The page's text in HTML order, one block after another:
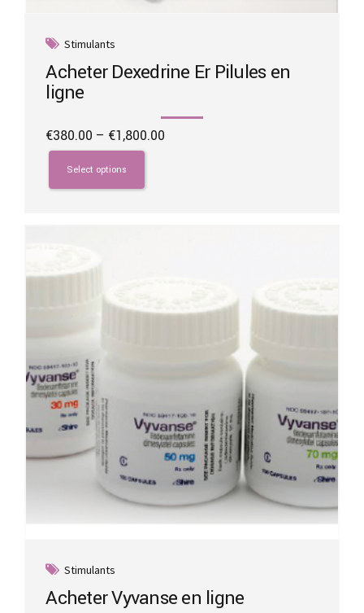
Stimulants
Acheter Dexedrine Er Pilules en
ligne
€380.00 – €1,800.00
Select options
This
product
has
may
page
Stimulants
Acheter Vyvanse en ligne